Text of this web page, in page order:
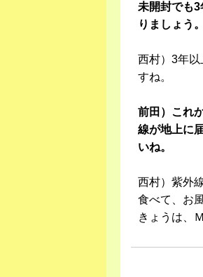
未開封でも
りましょう
西村）3年
すね。
前田）これ
線が地上に
いね。
西村）紫外
食べて、お
きょうは、